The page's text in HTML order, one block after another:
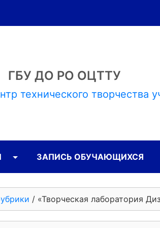
ГБУ ДО РО ОЦТТУ
технического творчества
ЗАПИСЬ ОБУЧАЮЩИХСЯ
/ «Творческая лаборатория